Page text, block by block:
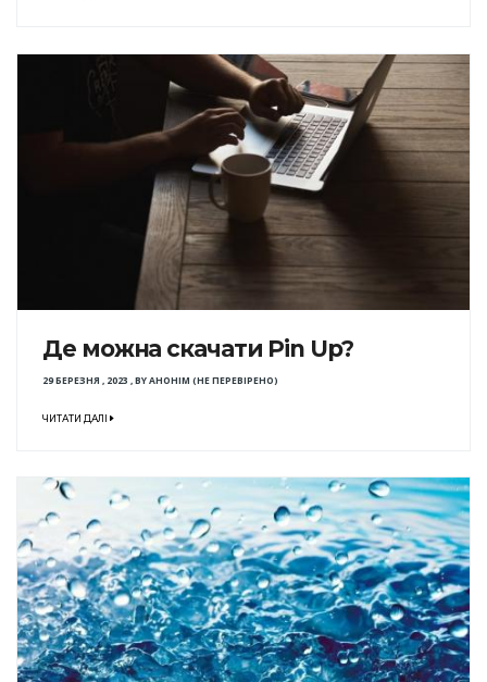
Де можна скачати Pin Up?
29 БЕРЕЗНЯ , 2023 ,BYАНОНІМ (НЕ ПЕРЕВІРЕНО)
ЧИТАТИ ДАЛІ